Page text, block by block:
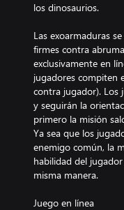
los dinosaurios.​​
Las exoarmaduras
firmes contra
exclusivamente en
jugadores compiten
contra jugador). Los
y seguirán la
primero la misión
Ya sea que los
enemigo común, la
habilidad del
misma manera.
Juego en línea